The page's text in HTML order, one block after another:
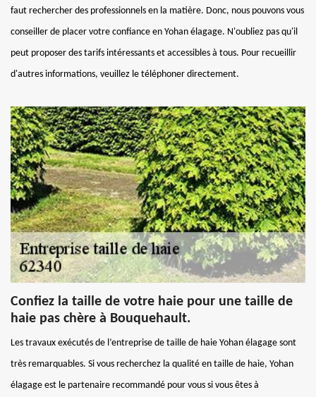
faut rechercher des professionnels en la matière. Donc, nous pouvons vous
conseiller de placer votre confiance en Yohan élagage. N'oubliez pas qu'il
peut proposer des tarifs intéressants et accessibles à tous. Pour recueillir
d'autres informations, veuillez le téléphoner directement.
Confiez la taille de votre haie pour une taille de
haie pas chère à Bouquehault.
Les travaux exécutés de l’entreprise de taille de haie Yohan élagage sont
très remarquables. Si vous recherchez la qualité en taille de haie, Yohan
élagage est le partenaire recommandé pour vous si vous êtes à